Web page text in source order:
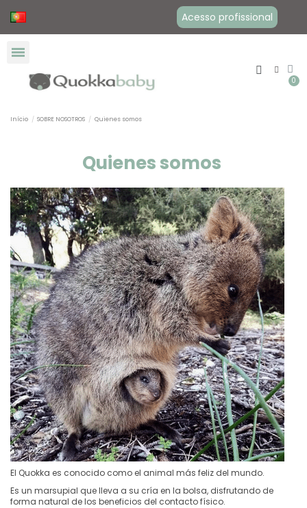
Acesso profissional
Início SOBRE NOSOTROS Quienes somos
Quienes somos
El Quokka es conocido como el animal más feliz del mundo.
Es un marsupial que lleva a su cría en la bolsa, disfrutando de
forma natural de los beneficios del contacto físico.